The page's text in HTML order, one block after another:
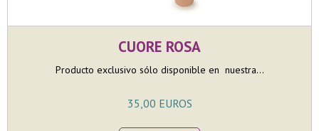
CUORE ROSA
Producto exclusivo sólo disponible en nuestra...
35,00 EUROS